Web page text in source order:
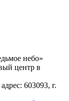
небо»
центр в
603093, г.